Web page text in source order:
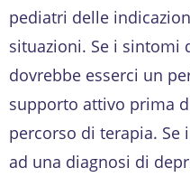
pediatri delle
situazioni. Se i sintomi
dovrebbe esserci un
supporto attivo prima
percorso di terapia. Se
ad una diagnosi di